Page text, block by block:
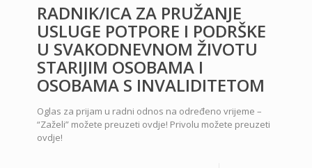
RADNIK/ICA ZA PRUŽANJE
USLUGE POTPORE I PODRŠKE
U SVAKODNEVNOM ŽIVOTU
STARIJIM OSOBAMA I
OSOBAMA S INVALIDITETOM
Oglas za prijam u radni odnos na određeno vrijeme –
“Zaželi” možete preuzeti ovdje! Privolu možete preuzeti
ovdje!